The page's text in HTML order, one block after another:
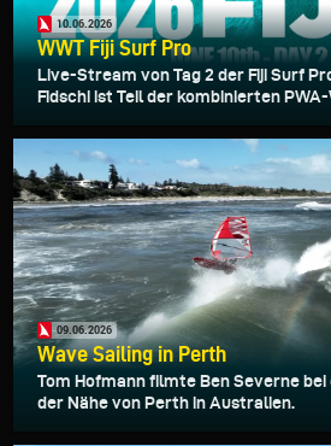
10.06.2026
WWT Fiji Surf Pro
Live-Stream von Tag 2 der Fiji Surf
Fidschi ist Teil der kombinierten PWA-
09.06.2026
Wave Sailing in Perth
Tom Hofmann filmte Ben Severne
der Nähe von Perth in Australien.